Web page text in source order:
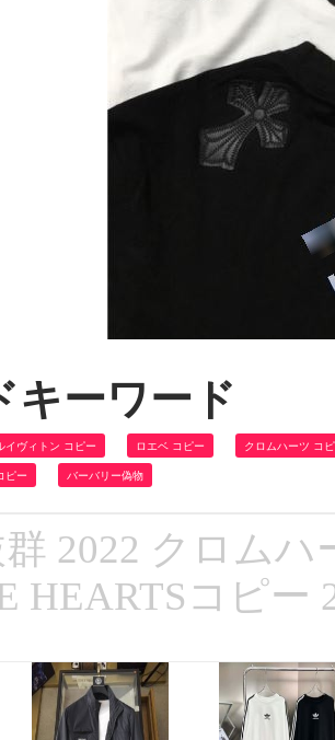
キーワード
イヴィトン コピー ロエベ コピー クロムハーツ コ
ピー バーバリー偽物
2022 クロム
HEARTSコピー